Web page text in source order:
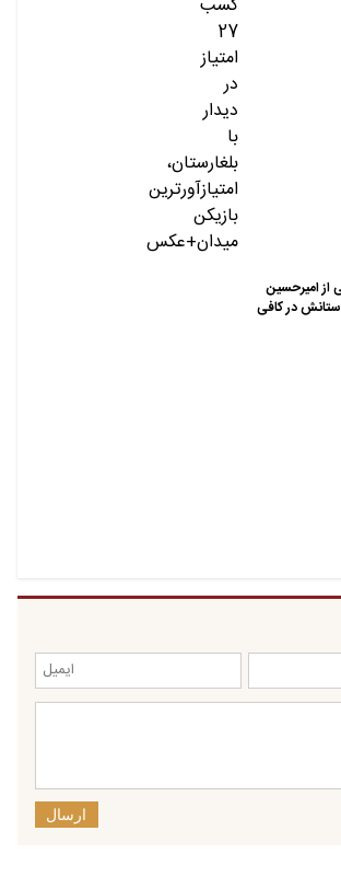
امیرحسین
در کافی
ارسال